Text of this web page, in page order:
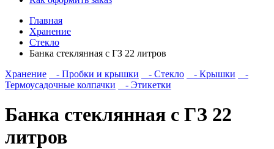
Главная
Хранение
Стекло
Банка стеклянная с ГЗ 22 литров
Хранение
- Пробки и крышки - Стекло - Крышки
-
Термоусадочные колпачки
- Этикетки
Банка стеклянная с ГЗ 22
литров